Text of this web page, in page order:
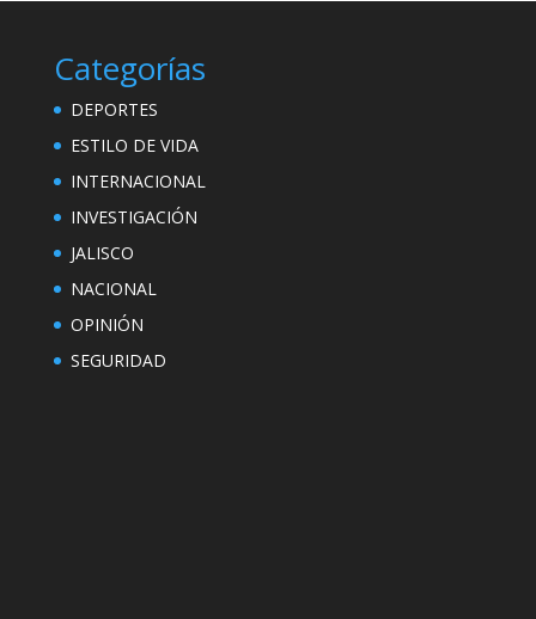
Categorías
DEPORTES
ESTILO DE VIDA
INTERNACIONAL
INVESTIGACIÓN
JALISCO
NACIONAL
OPINIÓN
SEGURIDAD